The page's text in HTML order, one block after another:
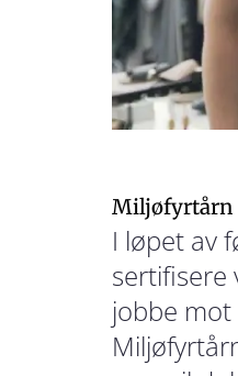
Miljøfyrtårn
I løpet av
sertifisere
jobbe